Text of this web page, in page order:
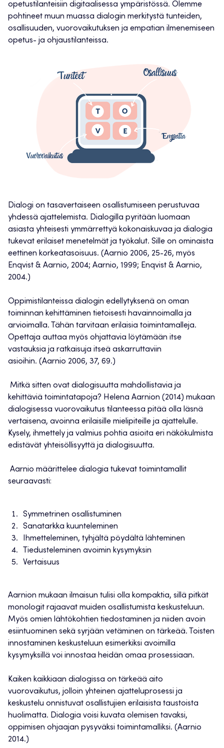
opetustilanteisiin digitaalisessa ympäristössä. Olemme
pohtineet muun muassa dialogin merkitystä tunteiden,
osallisuuden, vuorovaikutuksen ja empatian ilmenemiseen
opetus- ja ohjaustilanteissa.
Dialogi on tasavertaiseen osallistumiseen perustuvaa
yhdessä ajattelemista. Dialogilla pyritään luomaan
asiasta yhteisesti ymmärrettyä kokonaiskuvaa ja dialogia
tukevat erilaiset menetelmät ja työkalut. Sille on ominaista
eettinen korkeatasoisuus. (Aarnio 2006, 25-26, myös
Enqvist & Aarnio, 2004; Aarnio, 1999; Enqvist & Aarnio,
2004.)
Oppimistilanteissa dialogin edellytyksenä on oman
toiminnan kehittäminen tietoisesti havainnoimalla ja
arvioimalla. Tähän tarvitaan erilaisia toimintamalleja.
Opettaja auttaa myös ohjattavia löytämään itse
vastauksia ja ratkaisuja itseä askarruttaviin
asioihin. (Aarnio 2006, 37, 69.)
Mitkä sitten ovat dialogisuutta mahdollistavia ja
kehittäviä toimintatapoja? Helena Aarnion (2014) mukaan
dialogisessa vuorovaikutus tilanteessa pitää olla läsnä
vertaisena, avoinna erilaisille mielipiteille ja ajattelulle.
Kysely, ihmettely ja valmius pohtia asioita eri näkökulmista
edistävät yhteisöllisyyttä ja dialogisuutta.
Aarnio määrittelee dialogia tukevat toimintamallit
seuraavasti:
Symmetrinen osallistuminen
Sanatarkka kuunteleminen
Ihmetteleminen, tyhjältä pöydältä lähteminen
Tiedusteleminen avoimin kysymyksin
Vertaisuus
Aarnion mukaan ilmaisun tulisi olla kompaktia, sillä pitkät
monologit rajaavat muiden osallistumista keskusteluun.
Myös omien lähtökohtien tiedostaminen ja niiden avoin
esiintuominen sekä syrjään vetäminen on tärkeää. Toisten
innostaminen keskusteluun esimerkiksi avoimilla
kysymyksillä voi innostaa heidän omaa prosessiaan.
Kaiken kaikkiaan dialogissa on tärkeää aito
vuorovaikutus, jolloin yhteinen ajatteluprosessi ja
keskustelu onnistuvat osallistujien erilaisista taustoista
huolimatta. Dialogia voisi kuvata olemisen tavaksi,
oppimisen ohjaajan pysyväksi toimintamalliksi. (Aarnio
2014.)